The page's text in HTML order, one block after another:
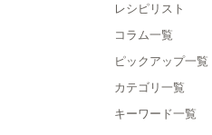
レシピリスト
コラム一覧
ピックアップ一覧
カテゴリ一覧
キーワード一覧